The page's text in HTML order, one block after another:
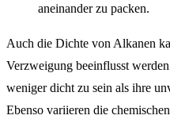
aneinander zu packen.
Auch die Dichte von Alkanen
Verzweigung beeinflusst
weniger dicht zu sein als ihre
Ebenso variieren die